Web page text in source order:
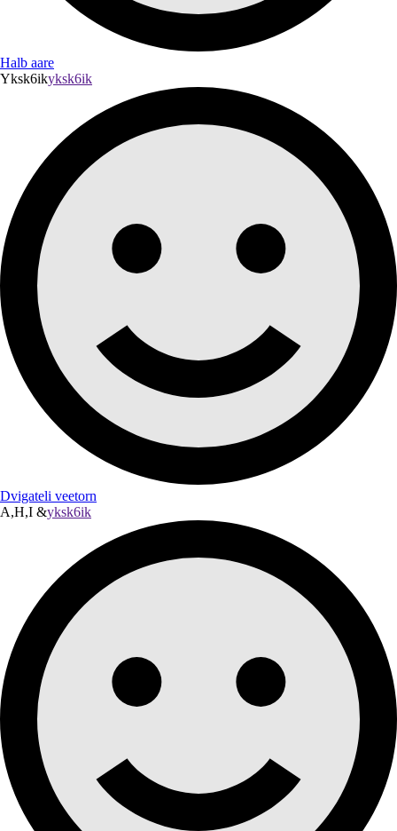
Halb aare
Yksk6ikyksk6ik
Dvigateli veetorn
A,H,I &yksk6ik